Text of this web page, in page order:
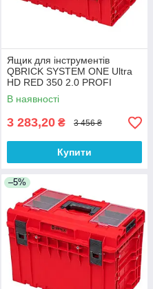
Ящик для інструментів
QBRICK SYSTEM ONE Ultra
HD RED 350 2.0 PROFI
(5901238256502)
В наявності
3 283,20 ₴ 3 456 ₴
Купити
–5%